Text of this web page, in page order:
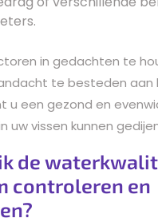
in gedachten te
te besteden aan
u een gezond en
uw vissen kunnen
de
controleren en